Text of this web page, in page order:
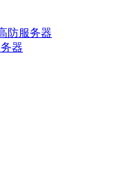
防服务器
器